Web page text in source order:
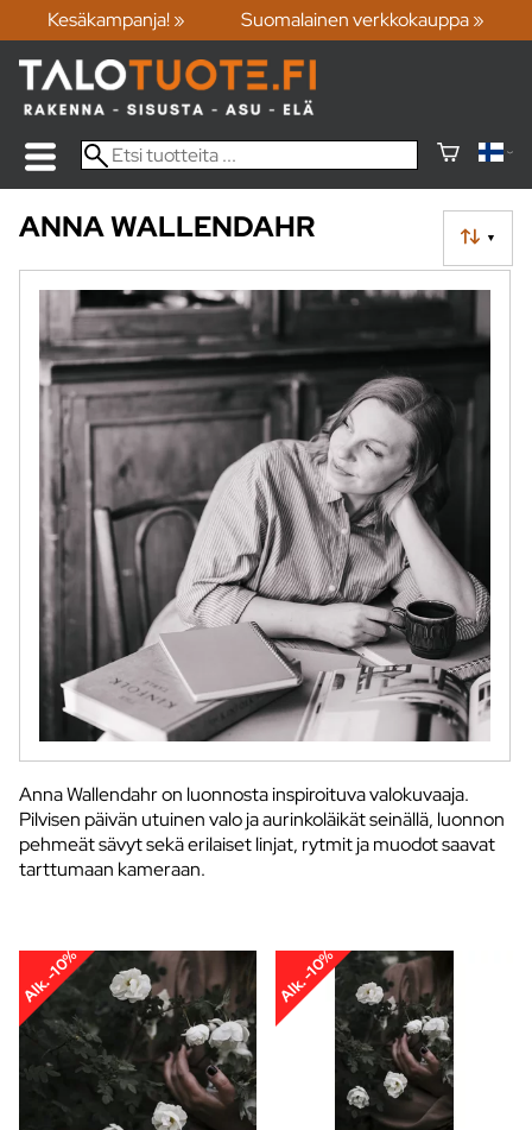
Kesäkampanja! » Suomalainen verkkokauppa »
▼
ANNA WALLENDAHR
Anna Wallendahr on luonnosta inspiroituva valokuvaaja.
Pilvisen päivän utuinen valo ja aurinkoläikät seinällä, luonnon
pehmeät sävyt sekä erilaiset linjat, rytmit ja muodot saavat
tarttumaan kameraan.
Alk. -10% Alk. -10%